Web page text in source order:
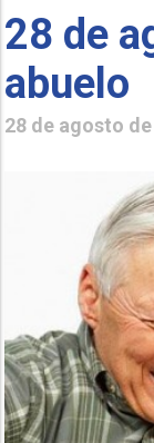
28 de
abuelo
28 de agosto